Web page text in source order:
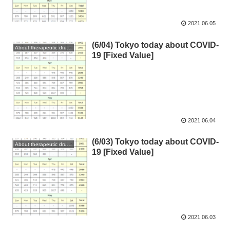
2021.06.05
(6/04) Tokyo today about COVID-
19 [Fixed Value]
2021.06.04
About therapeutic drugs and vaccines
(6/03) Tokyo today about COVID-
19 [Fixed Value]
2021.06.03